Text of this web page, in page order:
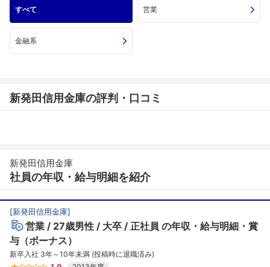
すべて 営業
金融系
新発田信用金庫の評判・口コミ
新発田信用金庫
社員の年収・給与明細を紹介
[新発田信用金庫]
営業 27歳男性 大卒 正社員 の年収・給与明細・賞
与（ボーナス）
新卒入社 3年～10年未満 (投稿時に退職済み)